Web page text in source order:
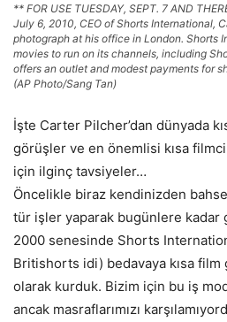
** FOR USE TUESDAY, SEPT. 7 AND
July 6, 2010, CEO of Shorts International,
photograph at his office in London. Shorts
movies to run on its channels, including
offers an outlet and modest payments for
(AP Photo/Sang Tan)
İşte Carter Pilcher’dan dünyada
görüşler ve en önemlisi kısa
için ilginç tavsiyeler…
Öncelikle biraz kendinizden
tür işler yaparak bugünlere kadar
2000 senesinde Shorts
Britishorts idi) bedavaya kısa
olarak kurduk. Bizim için bu iş
ancak masraflarımızı